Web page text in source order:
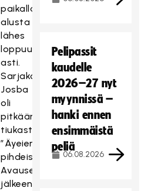
paikalla
alusta
lähes
loppuun
asti.
Sarjakolmonen
Josba
oli
pitkään
tiukasti
”Äyeien”
pihdeissä.
Avauserän
jälkeen
Pelipassit
kaudelle
2026–27 nyt
myynnissä –
hanki ennen
ensimmäistä
peliä
06.08.2026